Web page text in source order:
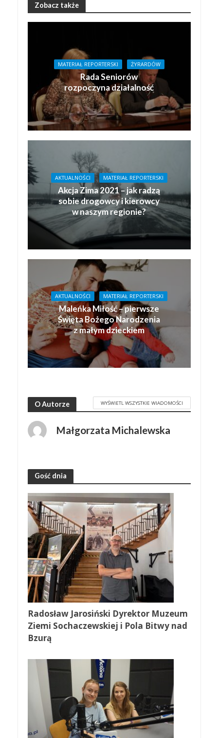
Zobacz także
MATERIAŁ REPORTERSKI ŻYRARDÓW
Rada Seniorów
rozpoczyna działalność
AKTUALNOŚCI MATERIAŁ REPORTERSKI
Akcja Zima 2021 – jak radzą
sobie drogowcy i kierowcy
w naszym regionie?
AKTUALNOŚCI MATERIAŁ REPORTERSKI
Maleńka Miłość – pierwsze
Święta Bożego Narodzenia
z małym dzieckiem
O Autorze WYŚWIETL WSZYSTKIE WIADOMOŚCI
Małgorzata Michalewska
Gość dnia
Radosław Jarosiński Dyrektor Muzeum
Ziemi Sochaczewskiej i Pola Bitwy nad
Bzurą